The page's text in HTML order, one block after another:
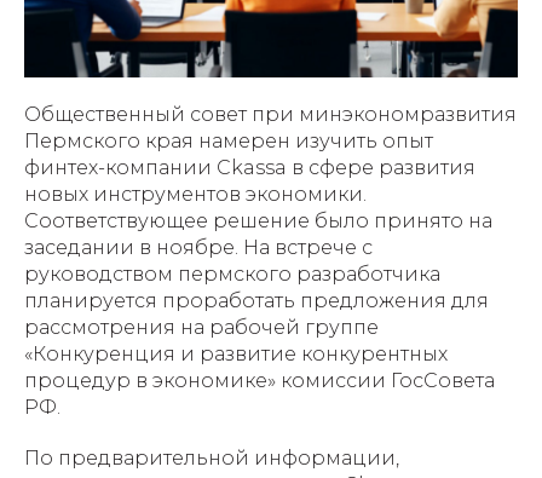
Общественный совет при минэкономразвития
Пермского края намерен изучить опыт
финтех-компании Ckassa в сфере развития
новых инструментов экономики.
Соответствующее решение было принято на
заседании в ноябре. На встрече с
руководством пермского разработчика
планируется проработать предложения для
рассмотрения на рабочей группе
«Конкуренция и развитие конкурентных
процедур в экономике» комиссии ГосСовета
РФ.
По предварительной информации,